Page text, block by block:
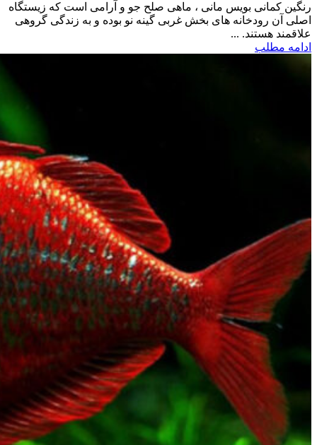
رنگین کمانی بویس مانی ، ماهی صلح جو و آرامی است که زیستگاه
اصلی آن رودخانه های بخش غربی گینه نو بوده و به زندگی گروهی
علاقمند هستند. ...
ادامه مطلب